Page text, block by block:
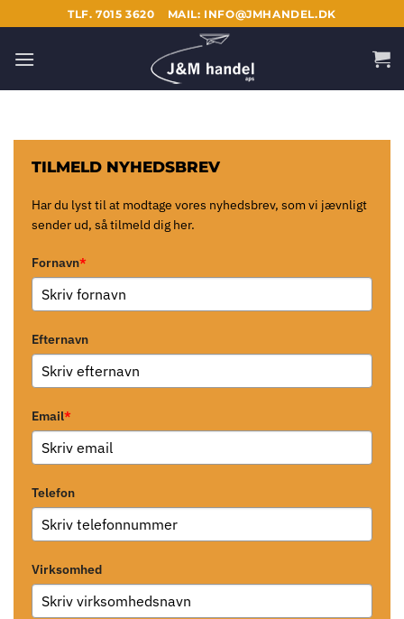
til
indhold
TLF. 7015 3620 MAIL: INFO@JMHANDEL.DK
TILMELD NYHEDSBREV
Har du lyst til at modtage vores nyhedsbrev, som vi jævnligt
sender ud, så tilmeld dig her.
Fornavn*
Efternavn
Email*
Telefon
Virksomhed